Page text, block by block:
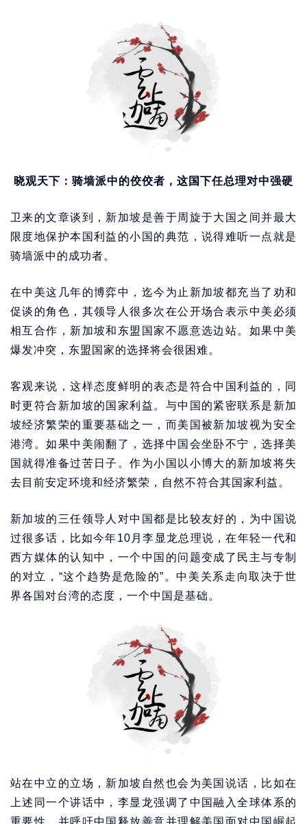
晓观天下：骑墙派中的佼佼者，这国下任总理对中强硬
卫来的文章谈到，新加坡是善于周旋于大国之间并最大
限度地保护本国利益的小国的典范，说得难听一点就是
骑墙派中的成功者。
在中美这几年的博弈中，迄今为止新加坡都充当了劝和
促谈的角色，其领导人很多次在公开场合表示中美必须
相互合作，新加坡和东盟国家不愿意选边站。如果中美
爆发冲突，东盟国家的选择将会很困难。
客观来说，这样态度鲜明的表态是符合中国利益的，同
时更符合新加坡的国家利益。与中国的紧密联系是新加
坡经济繁荣的重要基础之一，而美国被新加坡视为安全
港湾。如果中美闹翻了，选择中国会坐卧不宁，选择美
国就得准备过苦日子。作为小国以小博大的新加坡将失
去目前安定环境和经济繁荣，自然不符合其国家利益。
新加坡的三任领导人对中国都是比较友好的，为中国说
过很多话，比如今年10月李显龙总理说，在年轻一代和
西方媒体的认知中，一个中国的问题变成了民主与专制
的对立，“这个趋势是危险的”。中美关系走向取决于世
界各国对台湾的态度，一个中国是基础。
站在中立的立场，新加坡自然也会为美国说话，比如在
上述同一个讲话中，李显龙强调了中国融入全球体系的
重要性，并呼吁中国释放善意并理解美国面对中国崛起